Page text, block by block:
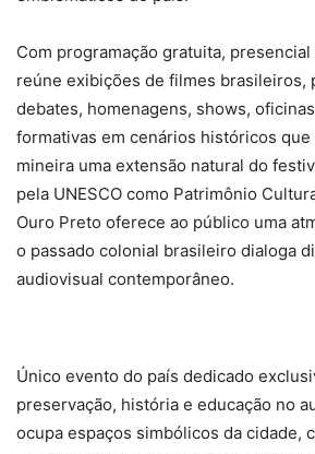
Com programação gratuita,
reúne exibições de filmes brasileiros,
debates, homenagens, shows,
formativas em cenários históricos que
mineira uma extensão natural do
pela UNESCO como Patrimônio
Ouro Preto oferece ao público uma
o passado colonial brasileiro dialoga
audiovisual contemporâneo.
Único evento do país dedicado
preservação, história e educação no
ocupa espaços simbólicos da cidade,